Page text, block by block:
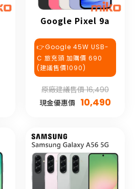
Google Pixel 9a
👉Google 45W USB-
C 旅充頭 加購價 690
(建議售價1090)
原廠建議售價 16,490
現金優惠價 10,490